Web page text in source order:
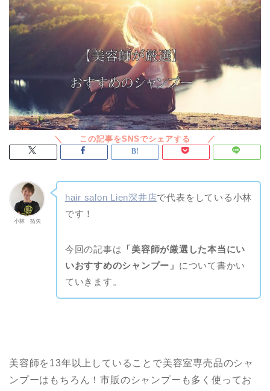
小林 拓矢
hair salon Lien深井店で代表をしている小林
です！
今回の記事は 「美容師が厳選した本当にい
いおすすめのシャンプー」 について書かい
ていきます。
美容師を13年以上していることで美容室専売品のシャ
ンプーはもちろん！市販のシャンプーも多く使ってお